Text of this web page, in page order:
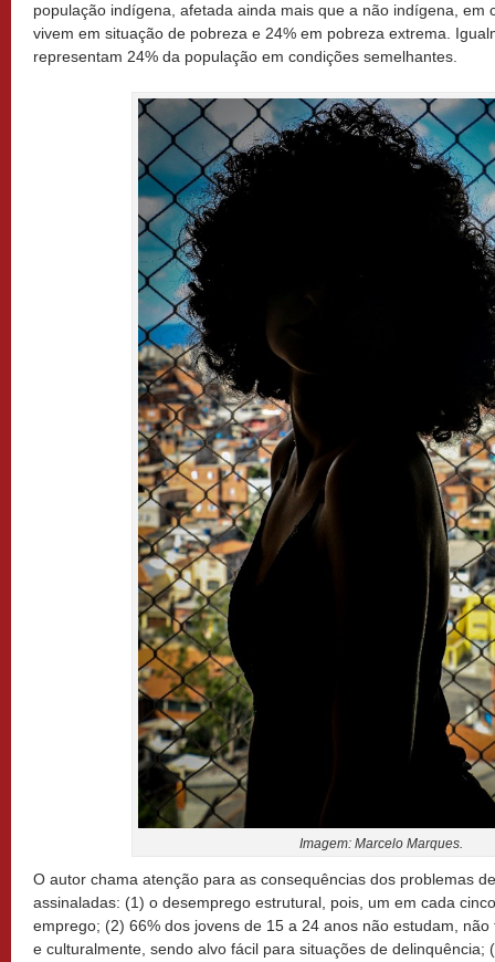
população indígena, afetada ainda mais que a não indígena, em
vivem em situação de pobreza e 24% em pobreza extrema.
representam 24% da população em condições semelhantes.
Imagem: Marcelo Marques.
O autor chama atenção para as consequências dos problemas
assinaladas: (1) o desemprego estrutural, pois, um em cada
emprego; (2) 66% dos jovens de 15 a 24 anos não estudam,
e culturalmente, sendo alvo fácil para situações de delinquência;